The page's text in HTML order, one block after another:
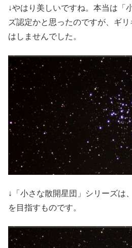
↓やはり美しいですね。本当は「
ズ認定かと思ったのですが、ギ
はしませんでした。
↓「小さな散開星団」シリーズは
を目指すものです。